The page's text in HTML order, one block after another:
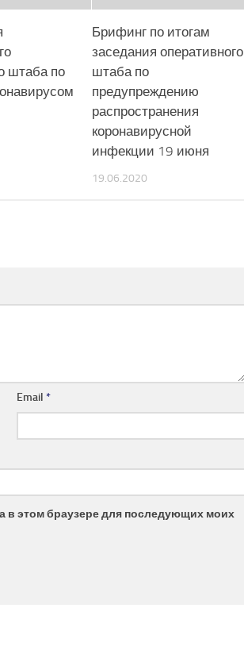
штаба по
Брифинг по итогам
заседания оперативного
штаба по
предупреждению
распространения
коронавирусной
инфекции 19 июня
19.06.2020
Email*
в этом браузере для последующих моих